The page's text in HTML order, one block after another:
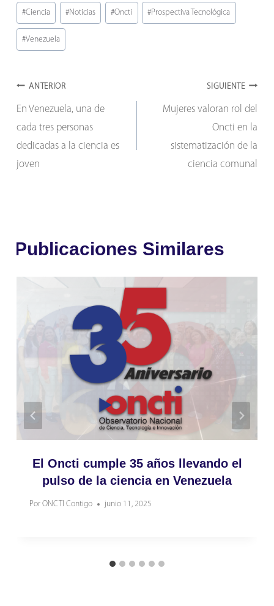
Etiquetas
de
la
#Ciencia #Noticias #Oncti #Prospectiva Tecnológica
#Venezuela
Navegación
de
entradas
ANTERIOR
En Venezuela, una de
cada tres personas
dedicadas a la ciencia es
joven
SIGUIENTE
Mujeres valoran rol del
Oncti en la
sistematización de la
ciencia comunal
Publicaciones Similares
El Oncti cumple 35 años llevando el
pulso de la ciencia en Venezuela
Por ONCTI Contigo junio 11, 2025